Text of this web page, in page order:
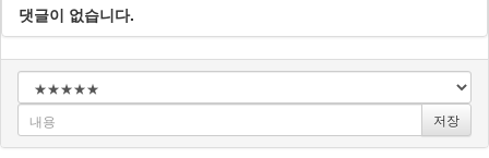
댓글이 없습니다.
저장